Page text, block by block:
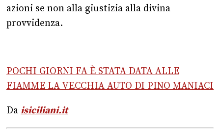
azioni se non alla giustizia alla divina
provvidenza.
POCHI GIORNI FA È STATA DATA ALLE
FIAMME LA VECCHIA AUTO DI PINO MANIACI
Da isiciliani.it